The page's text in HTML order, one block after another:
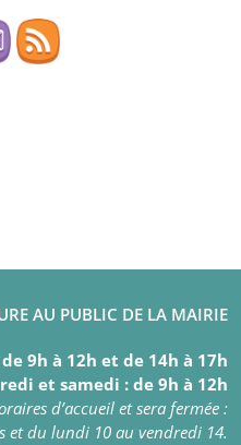
AU PUBLIC DE LA MAIRIE
9h à 12h et de 14h à 17h
et samedi : de 9h à 12h
d’accueil et sera fermée :
et du lundi 10 au vendredi 14.